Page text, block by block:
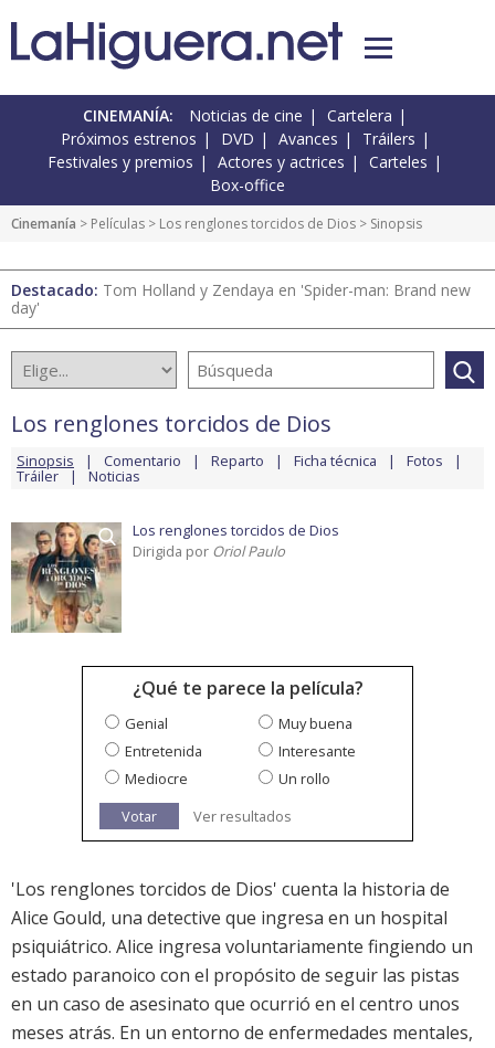
CINEMANÍA: Noticias de cine
Cartelera
Próximos estrenos
DVD Avances
Tráilers
Festivales y premios
Actores y actrices
Carteles
Box-office
Cinemanía > Películas > Los renglones torcidos de Dios > Sinopsis
Destacado: Tom Holland y Zendaya en 'Spider-man: Brand new
day'
Los renglones torcidos de Dios
Sinopsis Comentario Reparto Ficha técnica Fotos
Tráiler Noticias
Los renglones torcidos de Dios
Dirigida por Oriol Paulo
¿Qué te parece la película?
Genial
Muy buena
Entretenida
Interesante
Mediocre
Un rollo
Votar
Ver resultados
'Los renglones torcidos de Dios' cuenta la historia de
Alice Gould, una detective que ingresa en un hospital
psiquiátrico. Alice ingresa voluntariamente fingiendo un
estado paranoico con el propósito de seguir las pistas
en un caso de asesinato que ocurrió en el centro unos
meses atrás. En un entorno de enfermedades mentales,